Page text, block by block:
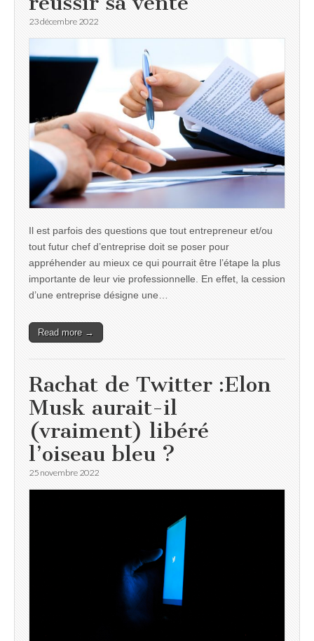
23 décembre 2022
Il est parfois des questions que tout entrepreneur et/ou
tout futur chef d’entreprise doit se poser pour
appréhender au mieux ce qui pourrait être l’étape la plus
importante de leur vie professionnelle. En effet, la cession
d’une entreprise désigne une…
Read more →
Rachat de Twitter :Elon
Musk aurait-il
(vraiment) libéré
l’oiseau bleu ?
25 novembre 2022